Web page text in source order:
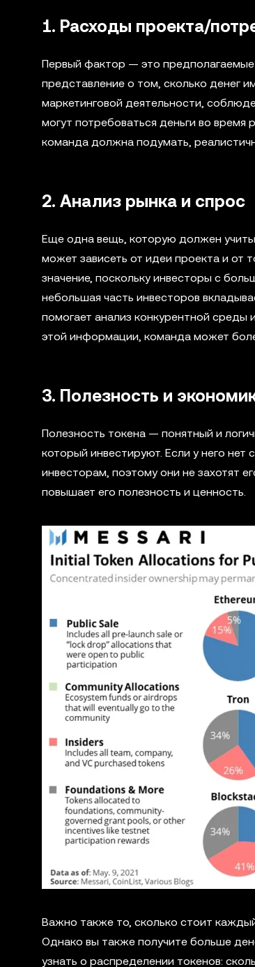
1. Расходы проекта/
Первый фактор — это
представление о том, сколько денег
маркетинговой деятельности,
могут потребоваться деньги во
команда должна подумать,
2. Анализ рынка и спрос
Еще одна вещь, которую должен
может зависеть от идеи проекта и от
значение, поскольку инвесторы с
небольшая часть инвесторов
помогает анализ конкурентной среды
этой информации, команда может
3. Полезность и
Полезность токена — понятный и
который инвестируют. Если у него нет
инвесторам, поэтому они не захотят
повышает его полезность и ценность.
Важно также то, сколько стоит
Однако вы также получите больше
узнать о распределении токенов: